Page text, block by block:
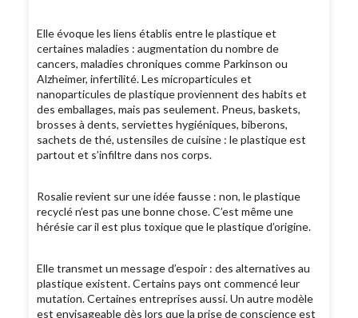
Elle évoque les liens établis entre le plastique et
certaines maladies : augmentation du nombre de
cancers, maladies chroniques comme Parkinson ou
Alzheimer, infertilité. Les microparticules et
nanoparticules de plastique proviennent des habits et
des emballages, mais pas seulement. Pneus, baskets,
brosses à dents, serviettes hygiéniques, biberons,
sachets de thé, ustensiles de cuisine : le plastique est
partout et s’infiltre dans nos corps.
Rosalie revient sur une idée fausse : non, le plastique
recyclé n’est pas une bonne chose. C’est même une
hérésie car il est plus toxique que le plastique d’origine.
Elle transmet un message d’espoir : des alternatives au
plastique existent. Certains pays ont commencé leur
mutation. Certaines entreprises aussi. Un autre modèle
est envisageable dès lors que la prise de conscience est